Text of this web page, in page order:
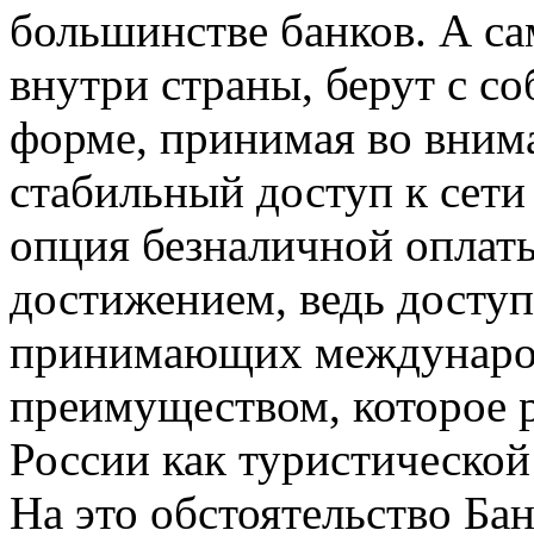
большинстве банков. А
внутри страны, берут с
форме, принимая во
стабильный доступ к
опция безналичной
достижением, ведь
принимающих
преимуществом, которое
России как
На это обстоятельство